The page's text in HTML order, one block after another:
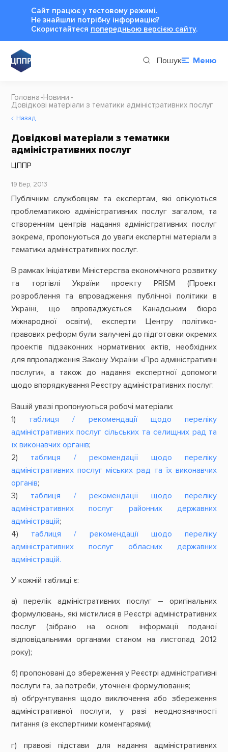
Сайт працює у тестовому режимі.
Не знайшли потрібну інформацію?
Cкористайтеся попередньою версією сайту.
Пошук Меню
Головна Новини
Довідкові матеріали з тематики адміністративних послуг
Назад
Довідкові матеріали з тематики
адміністративних послуг
ЦППР
19 Бер, 2013
Публічним службовцям та експертам, які опікуються
проблематикою адміністративних послуг загалом, та
створенням центрів надання адміністративних послуг
зокрема, пропонуються до уваги експертні матеріали з
тематики адміністративних послуг.
В рамках Ініціативи Міністерства економічного розвитку
та торгівлі України проекту PRISМ (Проект
розроблення та впровадження публічної політики в
Україні, що впроваджується Канадським бюро
міжнародної освіти), експерти Центру політико-
правових реформ були залучені до підготовки окремих
проектів підзаконних нормативних актів, необхідних
для впровадження Закону України «Про адміністративні
послуги», а також до надання експертної допомоги
щодо впорядкування Реєстру адміністративних послуг.
Вашій увазі пропонуються робочі матеріали:
1) таблиця / рекомендації щодо переліку
адміністративних послуг сільських та селищних рад та
їх виконавчих органів;
2) таблиця / рекомендації щодо переліку
адміністративних послуг міських рад та їх виконавчих
органів;
3) таблиця / рекомендації щодо переліку
адміністративних послуг районних державних
адміністрацій;
4) таблиця / рекомендації щодо переліку
адміністративних послуг обласних державних
адміністрацій.
У кожній таблиці є:
а) перелік адміністративних послуг – оригінальних
формулювань, які містилися в Реєстрі адміністративних
послуг (зібрано на основі інформації поданої
відповідальними органами станом на листопад 2012
року);
б) пропоновані до збереження у Реєстрі адміністративні
послуги та, за потреби, уточнені формулювання;
в) обґрунтування щодо виключення або збереження
адміністративної послуги, у разі неоднозначності
питання (з експертними коментарями);
г) правові підстави для надання адміністративних